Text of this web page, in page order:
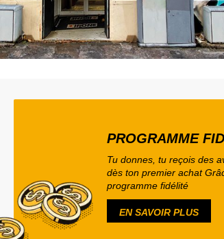
PROGRAMME
Tu donnes, tu reçois des
dès ton premier achat
programme fidélité
EN SAVOIR PLUS